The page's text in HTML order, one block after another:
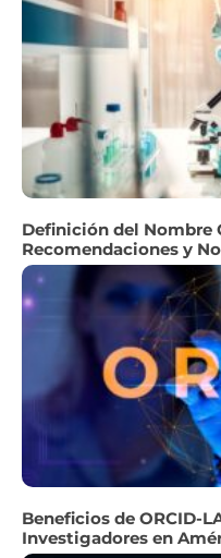
Definición del
Recomendaciones y
Beneficios de ORCID-
Investigadores en